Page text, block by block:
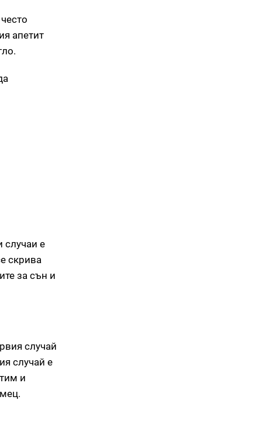
апетит
случаи е
скрива
за сън и
случай
случай е
и